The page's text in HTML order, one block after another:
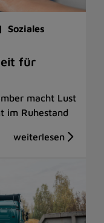
Soziales
für
macht Lust
im Ruhestand